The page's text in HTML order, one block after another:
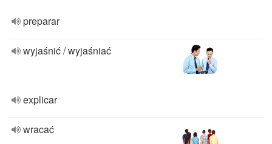
preparar
wyjaśnić / wyjaśniać
explicar
wracać